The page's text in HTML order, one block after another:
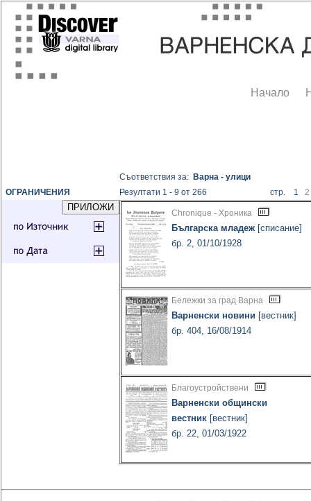
Начало
ОГРАНИЧЕНИЯ
Съответствия за: Варна - улици
Резултати 1 - 9 от 266
стр. 12
Chronique - Хроника
Българска младеж [списание]
бр. 2, 01/10/1928
Бележки за град Варна
Варненски новини [вестник]
бр. 404, 16/08/1914
Благоустройствени
Варненски общински
вестник [вестник]
бр. 22, 01/03/1922